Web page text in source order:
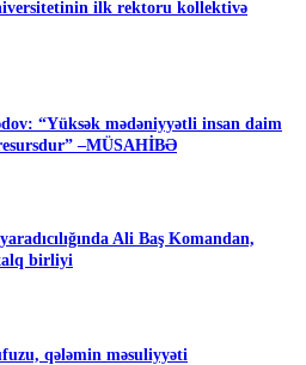
ilk rektoru kollektivə
“Yüksək mədəniyyətli insan daim
–MÜSAHİBƏ
Ali Baş Komandan,
birliyi
qələmin məsuliyyəti